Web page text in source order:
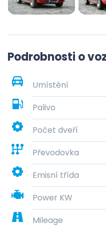
Podrobnosti o
Umístění
Palivo
Počet dveří
Převodovka
Emisní třída
Power KW
Mileage